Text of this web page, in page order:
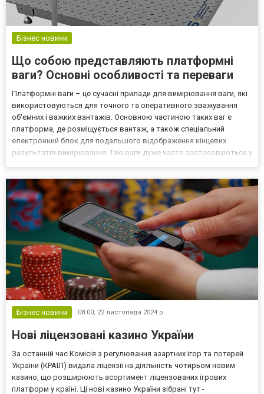
Бізнес новини
Що собою представляють платформні
ваги? Основні особливості та переваги
Платформні ваги – це сучасні прилади для вимірювання ваги, які
використовуються для точного та оперативного зважування
об'ємних і важких вантажів. Основною частиною таких ваг є
платформа, де розміщується вантаж, а також спеціальний
електронний блок для подальшого відображення кінцевих
результатів вимірювання. Такі ваги дуже часто застосовуються у
Бізнес новини 08:00, 22 листопада 2024 р.
Нові ліцензовані казино України
За останній час Комісія з регулювання азартних ігор та лотерей
України (КРАІЛ) видала ліцензії на діяльність чотирьом новим
казино, що розширюють асортимент ліцензованих ігрових
платформ у країні. Ці нові казино України зібрані тут -